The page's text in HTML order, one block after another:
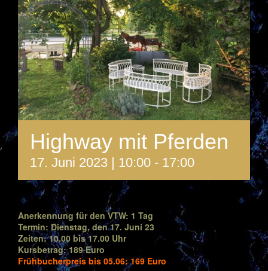
Highway mit Pferden
17. Juni 2023 | 10:00 - 17:00
Anerkennung für den VTW: 1 Tag
Termin: Dienstag, den 17. Juni 23
Zeiten: 10.00 bis 17.00 Uhr
Kursbetrag: 189 Euro
Frühbucherpreis bis 05.06: 169 Euro